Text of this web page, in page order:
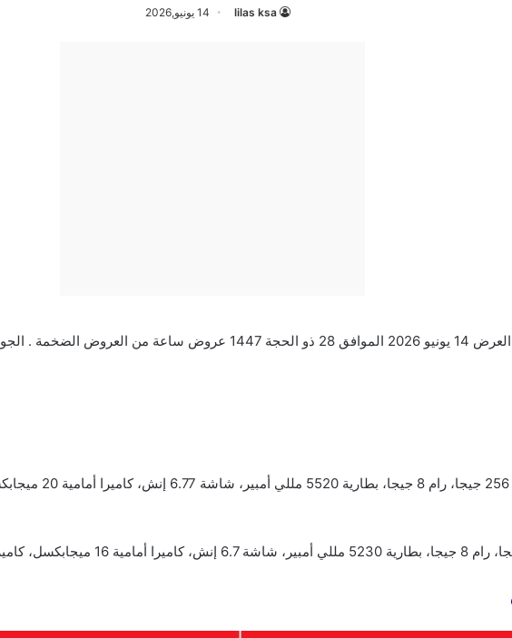
lilas ksa 14 يونيو,2026
قرارك! اختر الذكاء